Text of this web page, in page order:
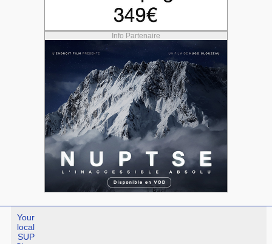
Info Partenaire
Your
local
SUP